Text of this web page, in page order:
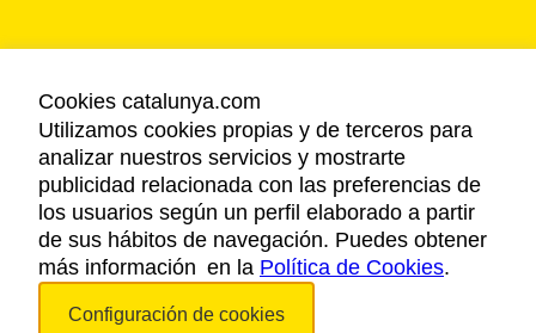
AVISO LEGAL
POLÍTICA DE PRIVACIDAD
COOKIES
ACCESSIBILIDAD
Copyright © 2026. Agencia Catalana de Turismo. Todos los derechos
Cookies catalunya.com
Utilizamos cookies propias y de terceros para
analizar nuestros servicios y mostrarte
publicidad relacionada con las preferencias de
los usuarios según un perfil elaborado a partir
de sus hábitos de navegación. Puedes obtener
más información en la Política de Cookies.
Configuración de cookies